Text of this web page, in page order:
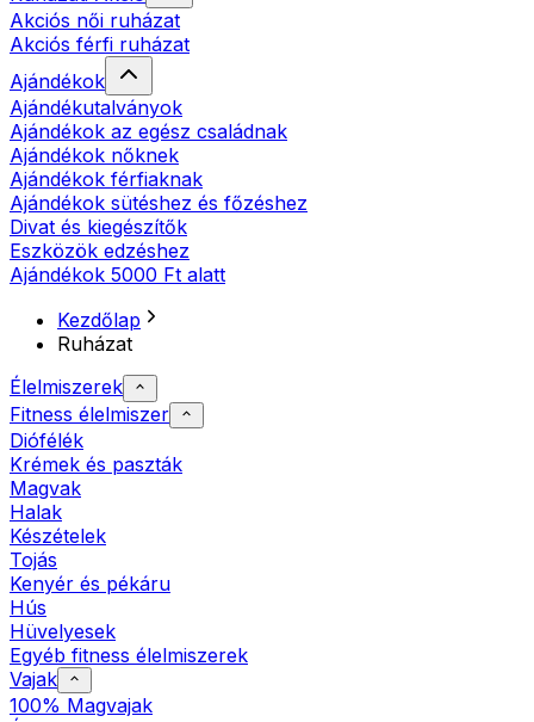
Akciós női ruházat
Akciós férfi ruházat
Ajándékok
Ajándékutalványok
Ajándékok az egész családnak
Ajándékok nőknek
Ajándékok férfiaknak
Ajándékok sütéshez és főzéshez
Divat és kiegészítők
Eszközök edzéshez
Ajándékok 5000 Ft alatt
Kezdőlap
Ruházat
Élelmiszerek
Fitness élelmiszer
Diófélék
Krémek és paszták
Magvak
Halak
Készételek
Tojás
Kenyér és pékáru
Hús
Hüvelyesek
Egyéb fitness élelmiszerek
Vajak
100% Magvajak